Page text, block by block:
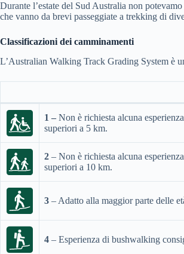
Durante l’estate del Sud Australia non
che vanno da brevi passeggiate a trekking di
Classificazioni dei camminamenti
L’Australian Walking Track Grading System è
1 – Non è richiesta alcuna
superiori a 5 km.
2 – Non è richiesta alcuna
superiori a 10 km.
3 – Adatto alla maggior parte delle
4 – Esperienza di bushwalking